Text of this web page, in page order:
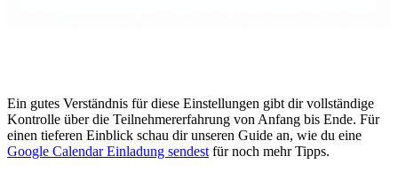
Ein gutes Verständnis für diese Einstellungen gibt dir vollständige
Kontrolle über die Teilnehmererfahrung von Anfang bis Ende. Für
einen tieferen Einblick schau dir unseren Guide an, wie du eine
Google Calendar Einladung sendest für noch mehr Tipps.